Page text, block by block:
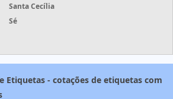
Santa Cecília
Sé
Etiquetas - cotações de etiquetas com